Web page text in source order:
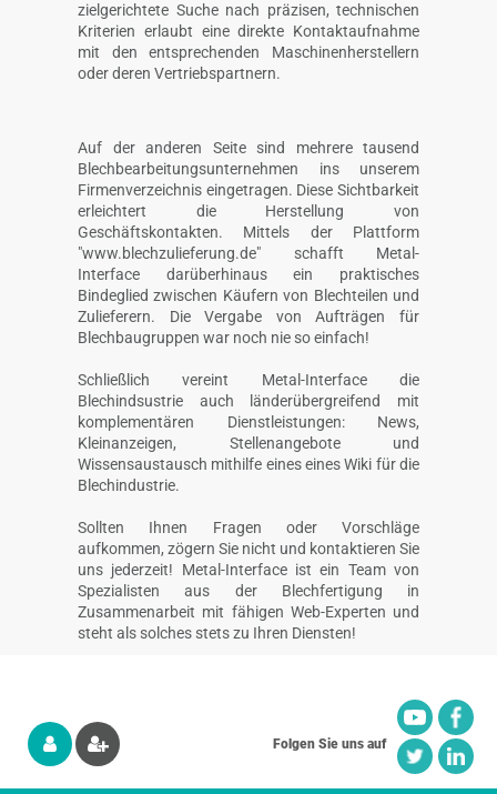
zielgerichtete Suche nach präzisen, technischen
Kriterien erlaubt eine direkte Kontaktaufnahme
mit den entsprechenden Maschinenherstellern
oder deren Vertriebspartnern.
Auf der anderen Seite sind mehrere tausend
Blechbearbeitungsunternehmen ins unserem
Firmenverzeichnis eingetragen. Diese Sichtbarkeit
erleichtert die Herstellung von
Geschäftskontakten. Mittels der Plattform
"www.blechzulieferung.de" schafft Metal-
Interface darüberhinaus ein praktisches
Bindeglied zwischen Käufern von Blechteilen und
Zulieferern. Die Vergabe von Aufträgen für
Blechbaugruppen war noch nie so einfach!
Schließlich vereint Metal-Interface die
Blechindsustrie auch länderübergreifend mit
komplementären Dienstleistungen: News,
Kleinanzeigen, Stellenangebote und
Wissensaustausch mithilfe eines eines Wiki für die
Blechindustrie.
Sollten Ihnen Fragen oder Vorschläge
aufkommen, zögern Sie nicht und kontaktieren Sie
uns jederzeit! Metal-Interface ist ein Team von
Spezialisten aus der Blechfertigung in
Zusammenarbeit mit fähigen Web-Experten und
steht als solches stets zu Ihren Diensten!
Folgen Sie uns auf